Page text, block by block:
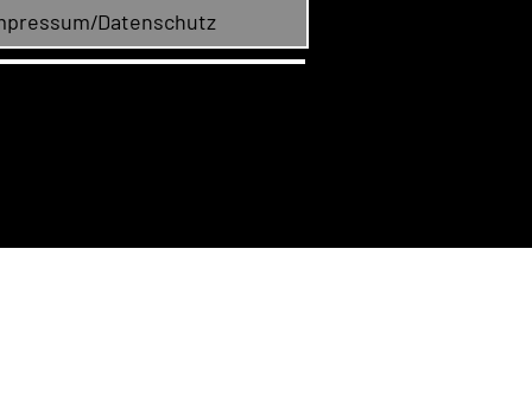
Datenschutz